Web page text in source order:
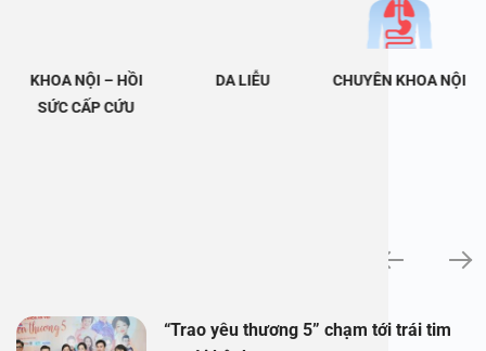
KHOA NỘI – HỒI
SỨC CẤP CỨU
DA LIỄU CHUYÊN KHOA NỘI
“Trao yêu thương 5” chạm tới trái tim